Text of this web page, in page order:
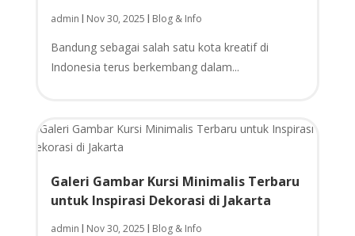
admin Nov 30, 2025 Blog & Info
Bandung sebagai salah satu kota kreatif di
Indonesia terus berkembang dalam...
Galeri Gambar Kursi Minimalis Terbaru
untuk Inspirasi Dekorasi di Jakarta
admin Nov 30, 2025 Blog & Info